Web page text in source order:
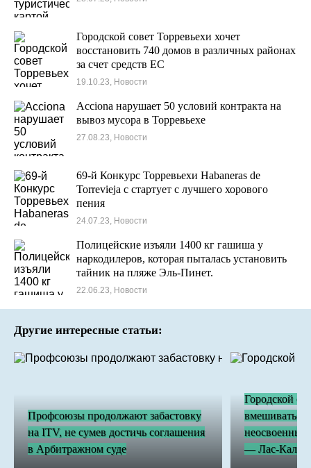
Городской совет Торревьехи хочет
восстановить 740 домов в различных районах
за счет средств ЕС
19.10.23, Новости
Acciona нарушает 50 условий контракта на
вывоз мусора в Торревьехе
27.08.23, Новости
69-й Конкурс Торревьехи Habaneras de
Torrevieja с стартует с лучшего хорового
пения
24.07.23, Новости
Полицейские изъяли 1400 кг гашиша у
наркодилеров, которая пыталась установить
тайник на пляже Эль-Пинет.
22.06.23, Новости
Другие интересные статьи:
Профсоюзы продолжают забастовку
на ITV, не сумев достичь соглашения
в Арбитражном суде
Городской
вмешиваться
— Лас-Калас